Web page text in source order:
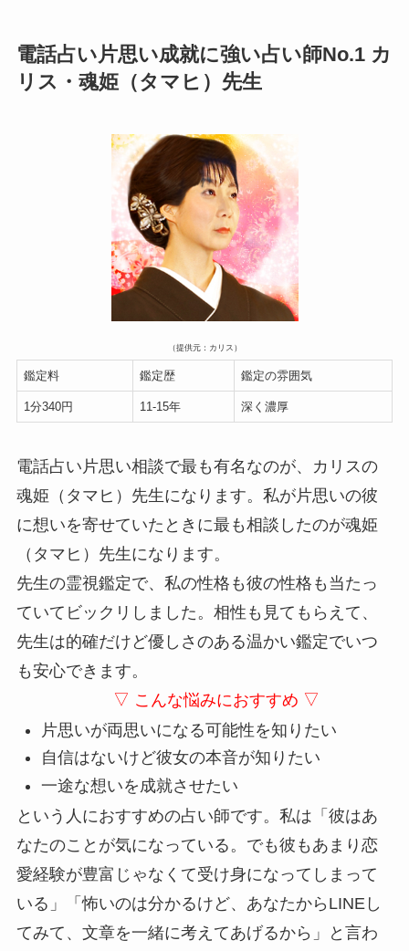
電話占い片思い成就に強い占い師No.1 カ
リス・魂姫（タマヒ）先生
（提供元：カリス）
鑑定料 鑑定歴 鑑定の雰囲気
1分340円 11-15年 深く濃厚
電話占い片思い相談で最も有名なのが、カリスの
魂姫（タマヒ）先生になります。私が片思いの彼
に想いを寄せていたときに最も相談したのが魂姫
（タマヒ）先生になります。
先生の霊視鑑定で、私の性格も彼の性格も当たっ
ていてビックリしました。相性も見てもらえて、
先生は的確だけど優しさのある温かい鑑定でいつ
も安心できます。
▽ こんな悩みにおすすめ ▽
片思いが両思いになる可能性を知りたい
自信はないけど彼女の本音が知りたい
一途な想いを成就させたい
という人におすすめの占い師です。私は「彼はあ
なたのことが気になっている。でも彼もあまり恋
愛経験が豊富じゃなくて受け身になってしまって
いる」「怖いのは分かるけど、あなたからLINEし
てみて、文章を一緒に考えてあげるから」と言わ